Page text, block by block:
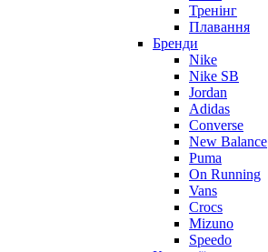
Тренінг
Плавання
Бренди
Nike
Nike SB
Jordan
Adidas
Converse
New Balance
Puma
On Running
Vans
Crocs
Mizuno
Speedo